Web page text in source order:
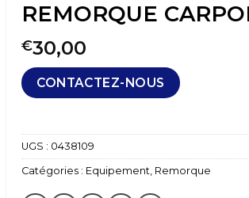
REMORQUE
€30,00
CONTACTEZ-NOUS
UGS : 0438109
Catégories : Equipement, Remorque